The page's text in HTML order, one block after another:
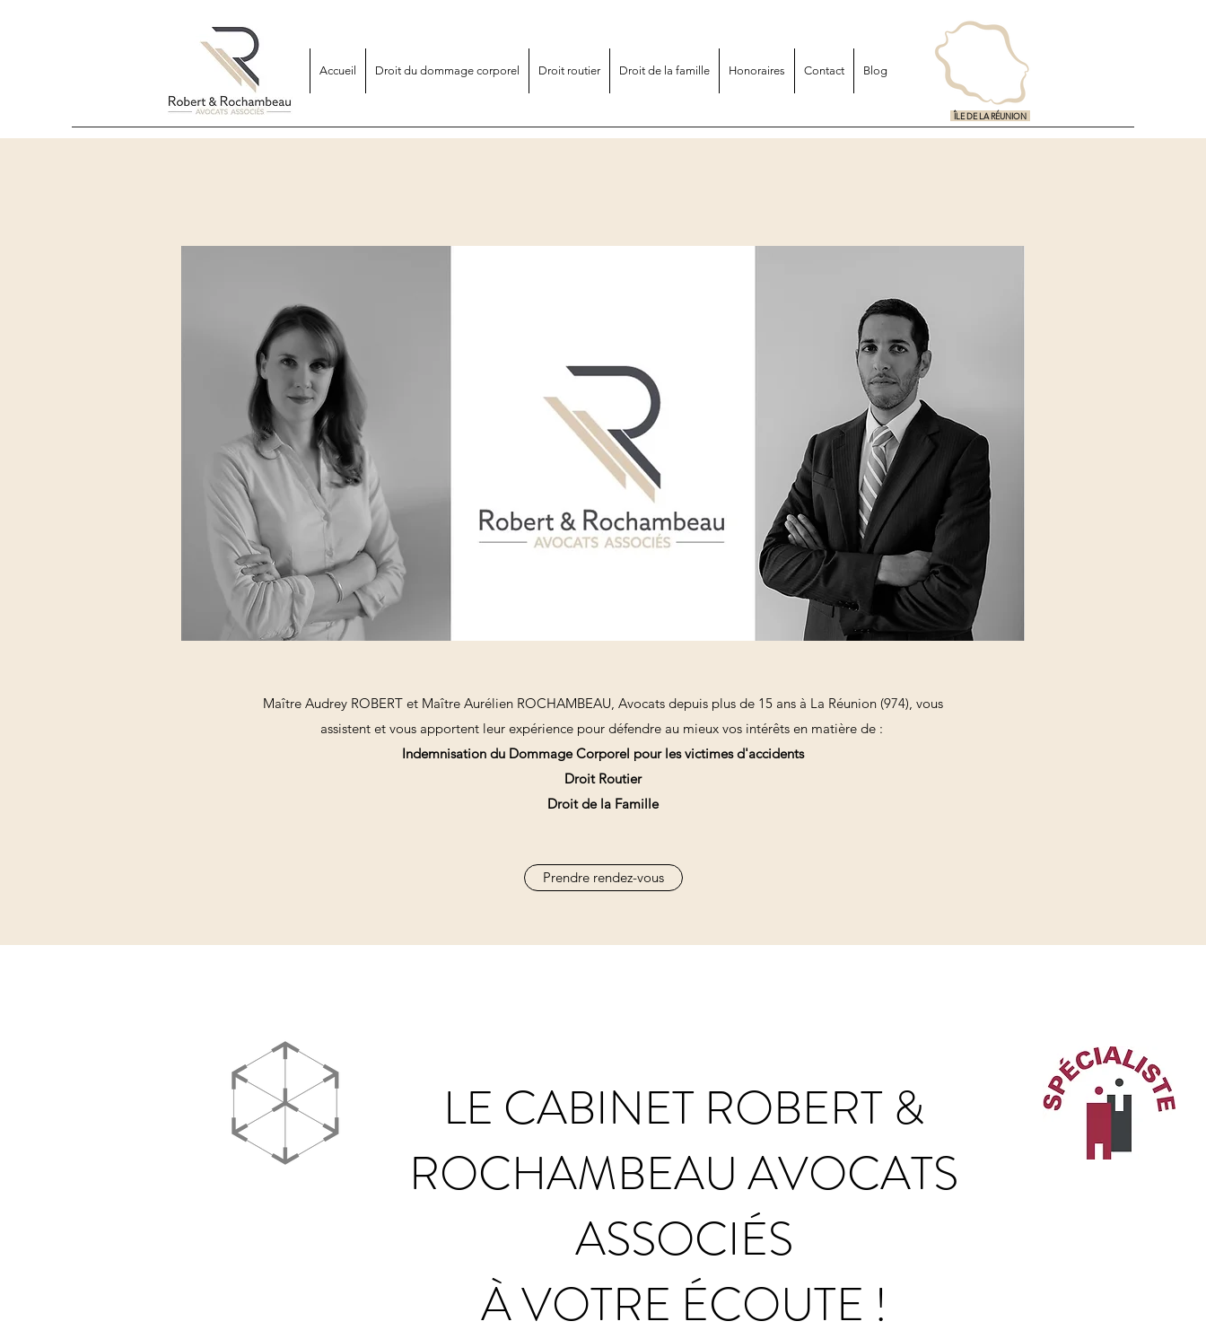
Accueil Droit du dommage corporel Droit routier Droit de la famille Honoraires Contact Blog
ÎLE DE LA RÉUNION
Maître Audrey ROBERT et Maître Aurélien ROCHAMBEAU, Avocats depuis plus de 15 ans à La Réunion (974), vous
assistent et vous apportent leur expérience pour défendre au mieux vos intérêts en matière de :
Indemnisation du Dommage Corporel pour les victimes d'accidents
Droit Routier
Droit de la Famille
Prendre rendez-vous
LE CABINET ROBERT &
ROCHAMBEAU AVOCATS
ASSOCIÉS
À VOTRE ÉCOUTE !